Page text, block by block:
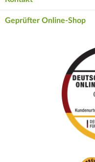
Geprüfter Online-Shop